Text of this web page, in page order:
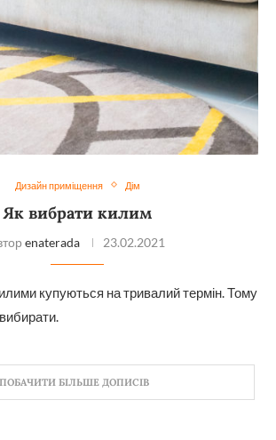
Дизайн приміщення Дім
Як вибрати килим
enaterada 23.02.2021
купуються на тривалий термін. Тому
ПОБАЧИТИ БІЛЬШЕ ДОПИСІВ